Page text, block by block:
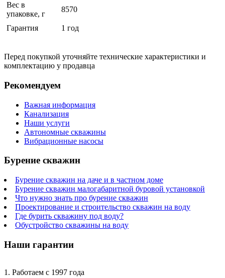
Вес в
упаковке, г
8570
Гарантия 1 год
Перед покупкой уточняйте технические характеристики и
комплектацию у продавца
Рекомендуем
Важная информация
Канализация
Наши услуги
Автономные скважины
Вибрационные насосы
Бурение скважин
Бурение скважин на даче и в частном доме
Бурение скважин малогабаритной буровой установкой
Что нужно знать про бурение скважин
Проектирование и строительство скважин на воду
Где бурить скважину под воду?
Обустройство скважины на воду
Наши гарантии
1. Работаем с 1997 года